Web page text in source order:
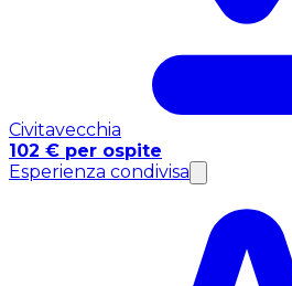
Civitavecchia
102 € per ospite
Esperienza condivisa